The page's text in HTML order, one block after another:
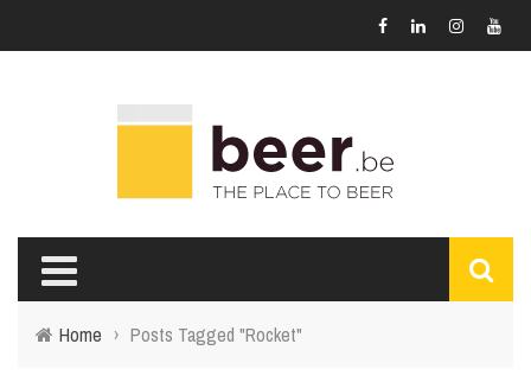
Home › Posts Tagged "Rocket"